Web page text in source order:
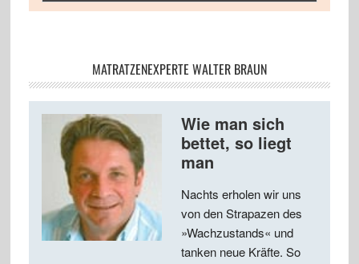
MATRATZENEXPERTE WALTER BRAUN
Wie man sich
bettet, so liegt
man
Nachts erholen wir uns
von den Strapazen des
»Wachzustands« und
tanken neue Kräfte. So